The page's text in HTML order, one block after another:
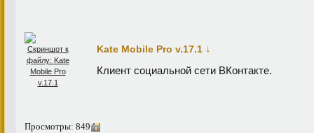
Kate Mobile Pro v.17.1 ↓
Клиент социальной сети ВКонтакте.
Просмотры: 849